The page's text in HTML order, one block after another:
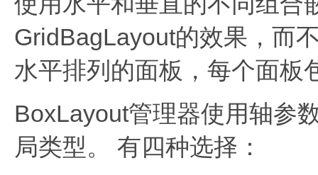
GridBagLayout的效果，而
水平排列的面板，每个面板
BoxLayout管理器使用轴参
局类型。
有四种选择：